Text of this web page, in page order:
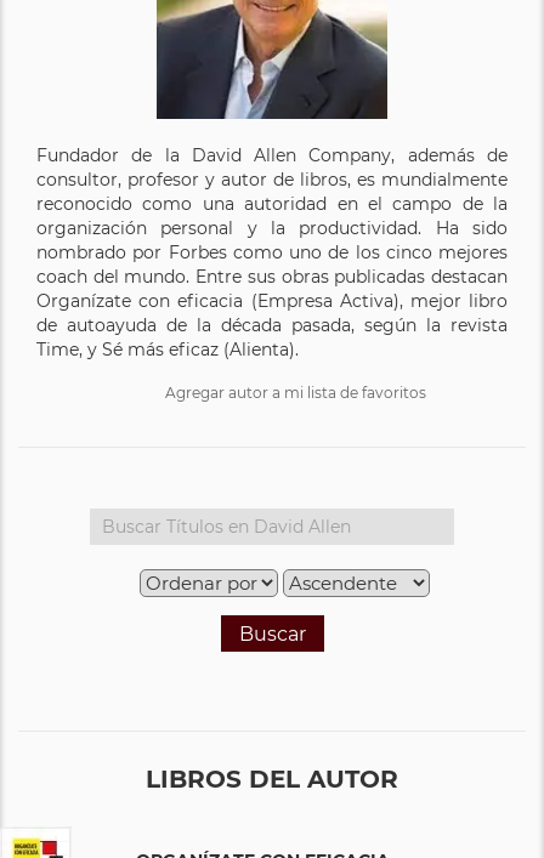
Fundador de la David Allen Company, además de
consultor, profesor y autor de libros, es mundialmente
reconocido como una autoridad en el campo de la
organización personal y la productividad. Ha sido
nombrado por Forbes como uno de los cinco mejores
coach del mundo. Entre sus obras publicadas destacan
Organízate con eficacia (Empresa Activa), mejor libro
de autoayuda de la década pasada, según la revista
Time, y Sé más eficaz (Alienta).
Agregar autor a mi lista de favoritos
Buscar
LIBROS DEL AUTOR